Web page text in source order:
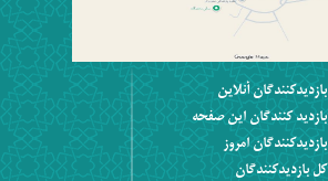
بازديدکنندگان آنلاين
بازديد کنندگان اين صفحه
بازديدکنندگان امروز
کل بازديدکنندگان